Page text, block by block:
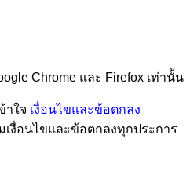
Chrome และ Firefox เท่านั้น
าใจ เงื่อนไขและข้อตกลง
งื่อนไขและข้อตกลงทุกประการ